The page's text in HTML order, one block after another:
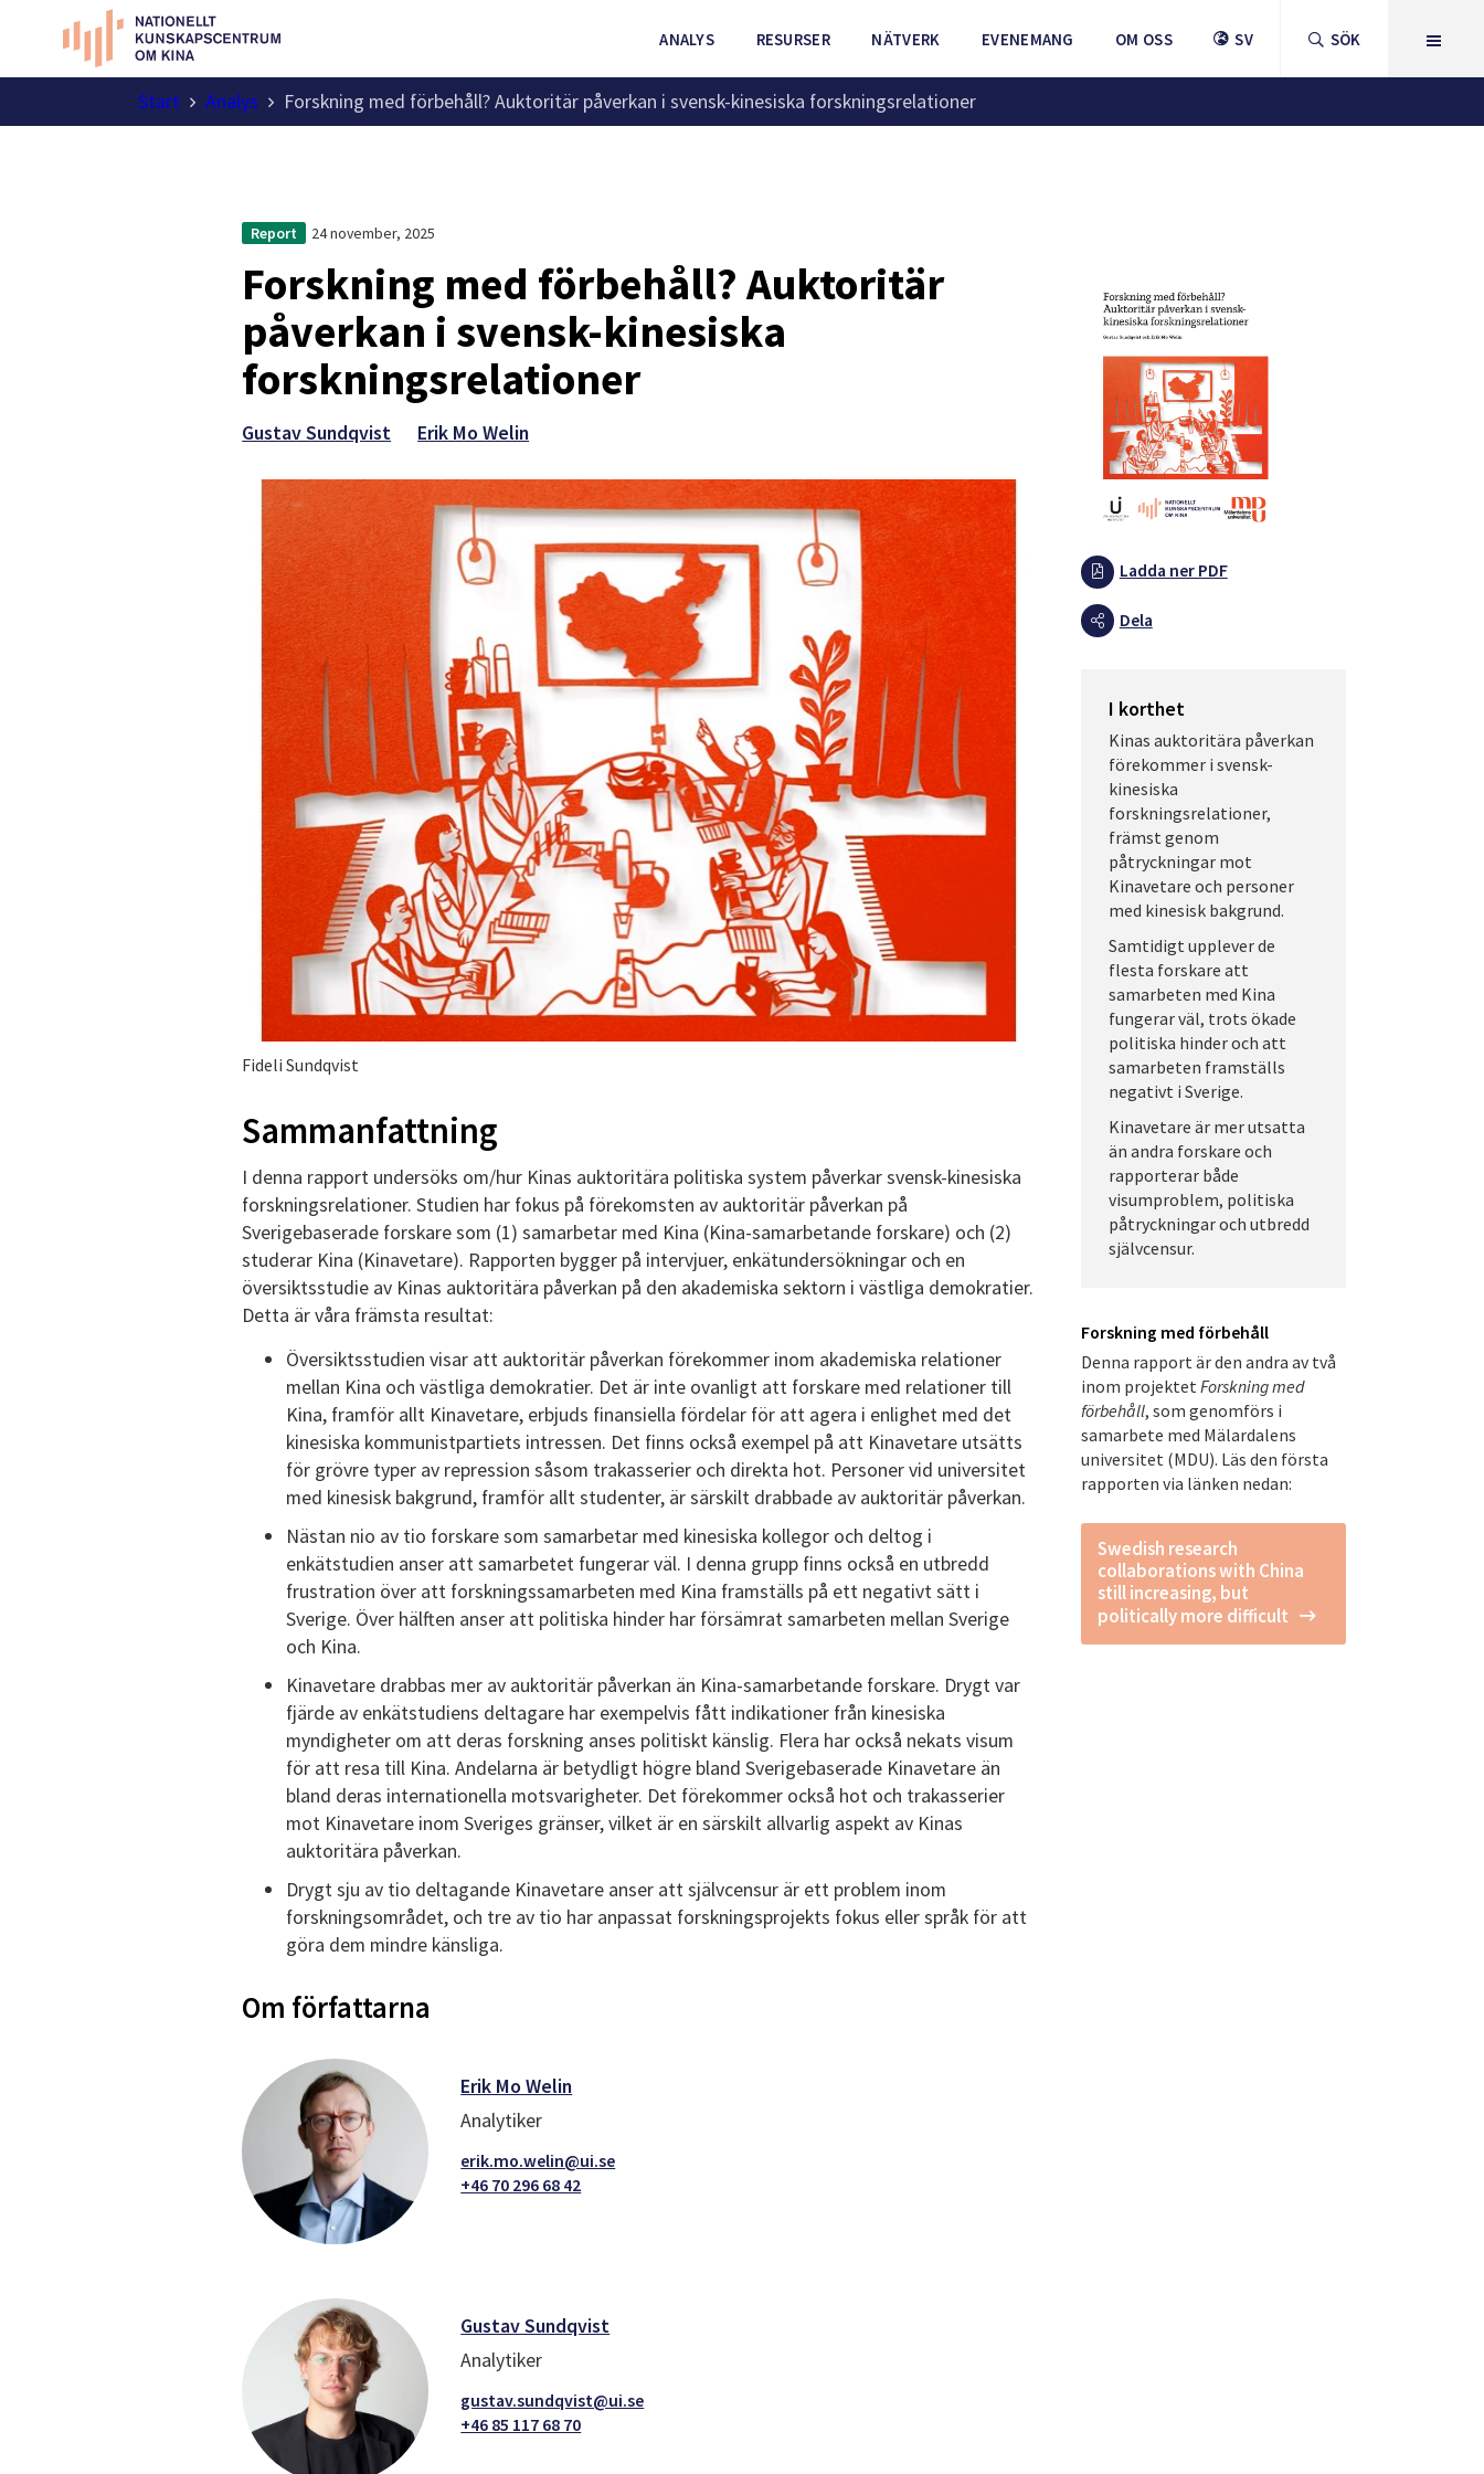
ANALYS RESURSER NÄTVERK EVENEMANG OM OSS SV SÖK
Start Analys Forskning med förbehåll? Auktoritär påverkan i svensk-kinesiska forskningsrelationer
Report 24 november, 2025
Forskning med förbehåll? Auktoritär
påverkan i svensk-kinesiska
forskningsrelationer
Gustav Sundqvist Erik Mo Welin
Fideli Sundqvist
Sammanfattning
I denna rapport undersöks om/hur Kinas auktoritära politiska system påverkar svensk-kinesiska
forskningsrelationer. Studien har fokus på förekomsten av auktoritär påverkan på
Sverigebaserade forskare som (1) samarbetar med Kina (Kina-samarbetande forskare) och (2)
studerar Kina (Kinavetare). Rapporten bygger på intervjuer, enkätundersökningar och en
översiktsstudie av Kinas auktoritära påverkan på den akademiska sektorn i västliga demokratier.
Detta är våra främsta resultat:
Översiktsstudien visar att auktoritär påverkan förekommer inom akademiska relationer
mellan Kina och västliga demokratier. Det är inte ovanligt att forskare med relationer till
Kina, framför allt Kinavetare, erbjuds finansiella fördelar för att agera i enlighet med det
kinesiska kommunistpartiets intressen. Det finns också exempel på att Kinavetare utsätts
för grövre typer av repression såsom trakasserier och direkta hot. Personer vid universitet
med kinesisk bakgrund, framför allt studenter, är särskilt drabbade av auktoritär påverkan.
Nästan nio av tio forskare som samarbetar med kinesiska kollegor och deltog i
enkätstudien anser att samarbetet fungerar väl. I denna grupp finns också en utbredd
frustration över att forskningssamarbeten med Kina framställs på ett negativt sätt i
Sverige. Över hälften anser att politiska hinder har försämrat samarbeten mellan Sverige
och Kina.
Kinavetare drabbas mer av auktoritär påverkan än Kina-samarbetande forskare. Drygt var
fjärde av enkätstudiens deltagare har exempelvis fått indikationer från kinesiska
myndigheter om att deras forskning anses politiskt känslig. Flera har också nekats visum
för att resa till Kina. Andelarna är betydligt högre bland Sverigebaserade Kinavetare än
bland deras internationella motsvarigheter. Det förekommer också hot och trakasserier
mot Kinavetare inom Sveriges gränser, vilket är en särskilt allvarlig aspekt av Kinas
auktoritära påverkan.
Drygt sju av tio deltagande Kinavetare anser att självcensur är ett problem inom
forskningsområdet, och tre av tio har anpassat forskningsprojekts fokus eller språk för att
göra dem mindre känsliga.
Om författarna
Erik Mo Welin
Analytiker
erik.mo.welin@ui.se
+46 70 296 68 42
Gustav Sundqvist
Analytiker
gustav.sundqvist@ui.se
+46 85 117 68 70
Ladda ner PDF
Dela
I korthet
Kinas auktoritära påverkan
förekommer i svensk-
kinesiska
forskningsrelationer,
främst genom
påtryckningar mot
Kinavetare och personer
med kinesisk bakgrund.
Samtidigt upplever de
flesta forskare att
samarbeten med Kina
fungerar väl, trots ökade
politiska hinder och att
samarbeten framställs
negativt i Sverige.
Kinavetare är mer utsatta
än andra forskare och
rapporterar både
visumproblem, politiska
påtryckningar och utbredd
självcensur.
Forskning med förbehåll
Denna rapport är den andra av två
inom projektetForskning med
förbehåll, som genomförs i
samarbete med Mälardalens
universitet (MDU). Läs den första
rapporten via länken nedan:
Swedish research
collaborations with China
still increasing, but
politically more difficult